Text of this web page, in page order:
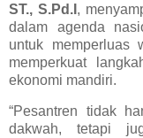
ST., S.Pd.I ,
dalam agenda
untuk memperluas
memperkuat
ekonomi mandiri.
“Pesantren tidak
dakwah, tetapi